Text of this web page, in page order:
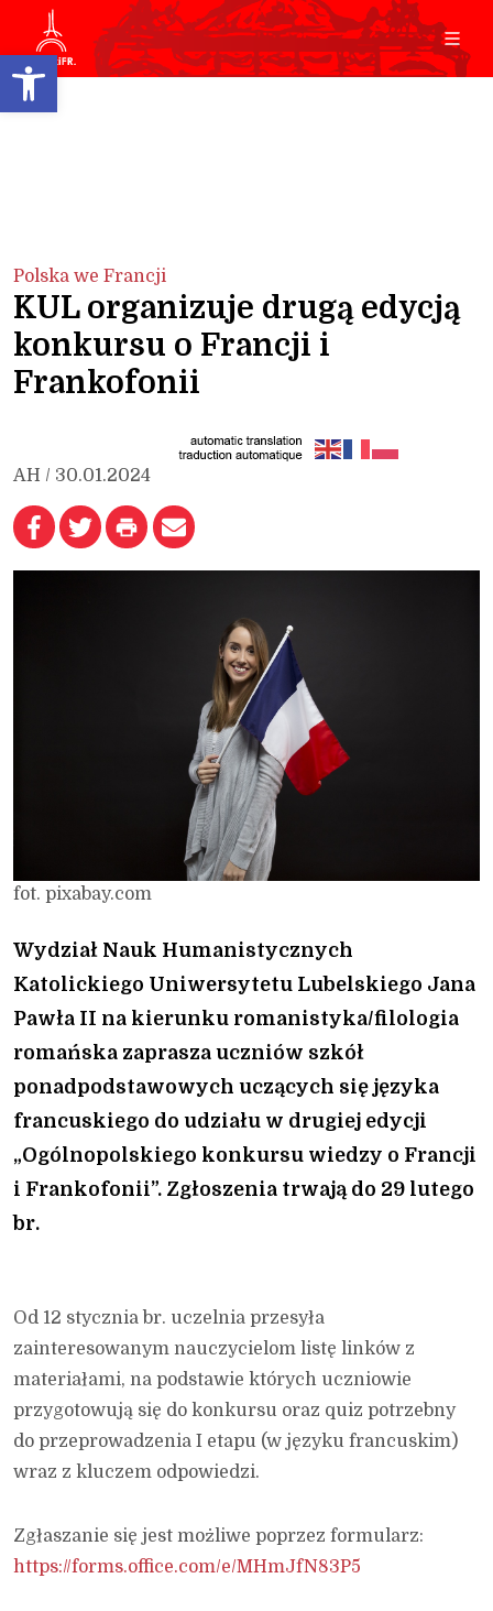
Open toolbar
Polska we Francji
KUL organizuje drugą edycją
konkursu o Francji i
Frankofonii
AH / 30.01.2024
fot. pixabay.com
Wydział Nauk Humanistycznych
Katolickiego Uniwersytetu Lubelskiego Jana
Pawła II na kierunku romanistyka/filologia
romańska zaprasza uczniów szkół
ponadpodstawowych uczących się języka
francuskiego do udziału w drugiej edycji
„Ogólnopolskiego konkursu wiedzy o Francji
i Frankofonii”. Zgłoszenia trwają do 29 lutego
br.
Od 12 stycznia br. uczelnia przesyła
zainteresowanym nauczycielom listę linków z
materiałami, na podstawie których uczniowie
przygotowują się do konkursu oraz quiz potrzebny
do przeprowadzenia I etapu (w języku francuskim)
wraz z kluczem odpowiedzi.
Zgłaszanie się jest możliwe poprzez formularz:
https://forms.office.com/e/MHmJfN83P5